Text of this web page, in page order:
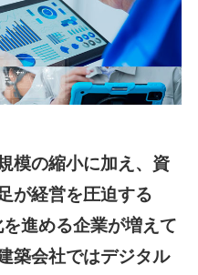
模の縮小に加え、資
が経営を圧迫する
進める企業が増えて
築会社ではデジタル